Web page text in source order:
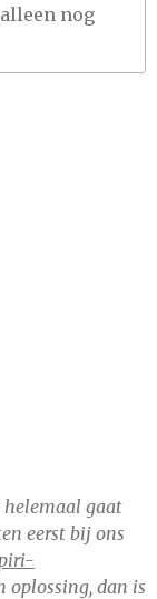
nog
gaat
eerst bij ons
oplossing, dan is